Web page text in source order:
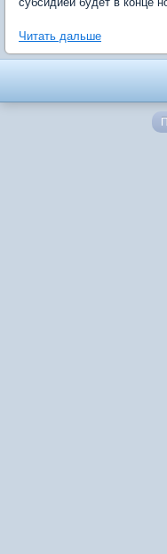
Читать дальше